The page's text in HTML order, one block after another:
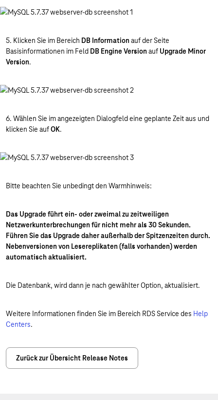
5. Klicken Sie im Bereich DB Informationauf der Seite
Basisinformationen im Feld DB Engine Versionauf Upgrade Minor
Version.
6. Wählen Sie im angezeigten Dialogfeld eine geplante Zeit aus und
klicken Sie aufOK.
Bitte beachten Sie unbedingt den Warmhinweis:
Das Upgrade führt ein- oder zweimal zu zeitweiligen
Netzwerkunterbrechungen für nicht mehr als 30 Sekunden.
Führen Sie das Upgrade daher außerhalb der Spitzenzeiten durch.
Nebenversionen von Lesereplikaten (falls vorhanden) werden
automatisch aktualisiert.
Die Datenbank, wird dann je nach gewählter Option, aktualisiert.
Weitere Informationen finden Sie im Bereich RDS Service des Help
Centers.
Zurück zur Übersicht Release Notes